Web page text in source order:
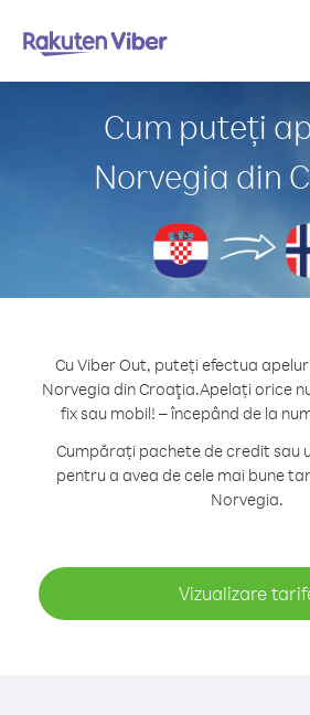
Cum puteți
Norvegia din
Cu Viber Out, puteți efectua
Norvegia din Croaţia.Apelați orice
fix sau mobil! – începând de la
Cumpărați pachete de credit sau
pentru a avea de cele mai bune
Norvegia.
Vizualizare